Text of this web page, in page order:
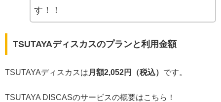
す！！
TSUTAYAディスカスのプランと利用金額
TSUTAYAディスカスは 月額2,052円（税込） です。
TSUTAYA DISCASのサービスの概要はこちら！